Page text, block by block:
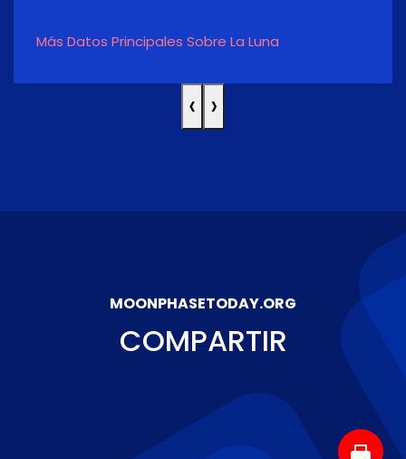
Más Datos Principales Sobre La Luna
‹ ›
MOONPHASETODAY.ORG
COMPARTIR